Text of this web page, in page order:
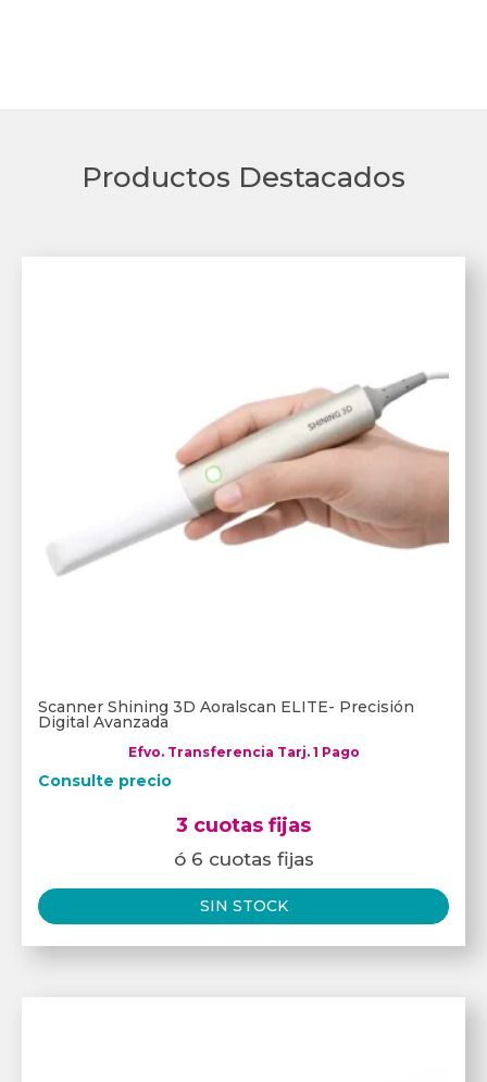
Productos Destacados
Scanner Shining 3D Aoralscan ELITE- Precisión
Digital Avanzada
Efvo. Transferencia Tarj. 1 Pago
Consulte precio
3 cuotas fijas
ó 6 cuotas fijas
SIN STOCK